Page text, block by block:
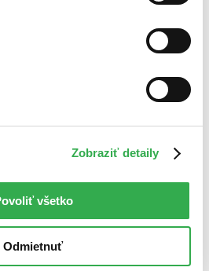
Zobraziť detaily
všetko
Odmietnuť
zadaným podmienkam.
knihu?